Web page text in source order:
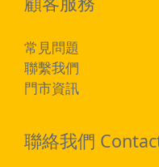
常見問題
聯繫我們
門市資訊
聯絡我們